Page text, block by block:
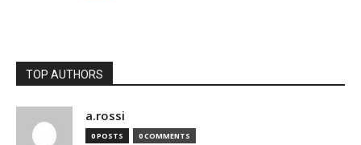
TOP AUTHORS
a.rossi
0 POSTS 0 COMMENTS